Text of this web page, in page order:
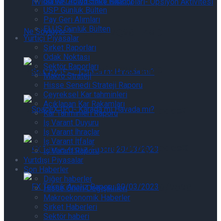
Bilanço Günlükleri 2Q26- AMD
Başlamadan Bitmiş Savaş, SpaceX
FX Teknik Analiz Raporu 05/08/2026
Bilanço Günlükleri 2Q26- AMD
Başlamadan Bitmiş Savaş, SpaceX
USP Günlük Bülten
Pay Geri Alımları
ELÜS Günlük Bülten
Yurtiçi Piyasalar
Şirket Raporları
Odak Noktası
Sektör Raporları
Makro Strateji
Hisse Senedi Strateji Raporu
Çeyreksel Kar tahminleri
Açıklanan Kar Rakamları
Kar Tahminleri Raporu
İş Varant Duyuru
İş Varant İhraçlar
İş Varant İtfalar
İş Varant Raporu
Yurtdışı Piyasalar
Son Haberler
Diğer haberler
Hisse Öneri Değişiklileri
Makroekonomik Haberler
Şirket Haberleri
Sektör haberi